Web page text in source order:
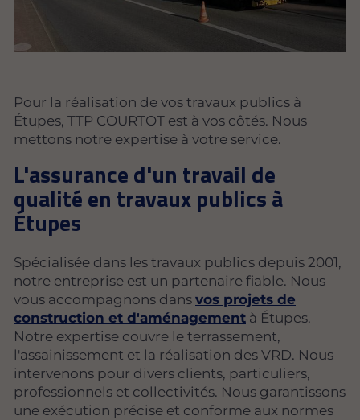
Pour la réalisation de vos travaux publics à
Étupes, TTP COURTOT est à vos côtés. Nous
mettons notre expertise à votre service.
L'assurance d'un travail de
qualité en travaux publics à
Étupes
Spécialisée dans les travaux publics depuis 2001,
notre entreprise est un partenaire fiable. Nous
vous accompagnons dans vos projets de
construction et d'aménagement à Étupes.
Notre expertise couvre le terrassement,
l'assainissement et la réalisation des VRD. Nous
intervenons pour divers clients, particuliers,
professionnels et collectivités. Nous garantissons
une exécution précise et conforme aux normes